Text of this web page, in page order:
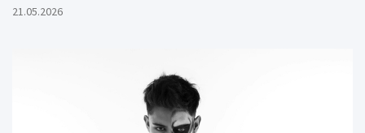
21.05.2026